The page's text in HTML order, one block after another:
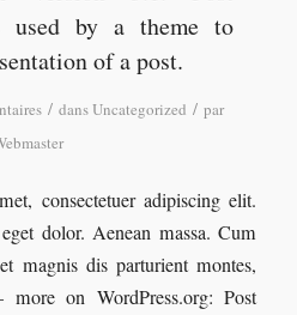
used by a theme to
of a post.
/ dansUncategorized / par
consectetuer adipiscing elit.
dolor. Aenean massa. Cum
magnis dis parturient montes,
on WordPress.org: Post